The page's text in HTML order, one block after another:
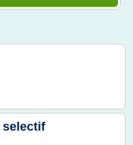
selectif